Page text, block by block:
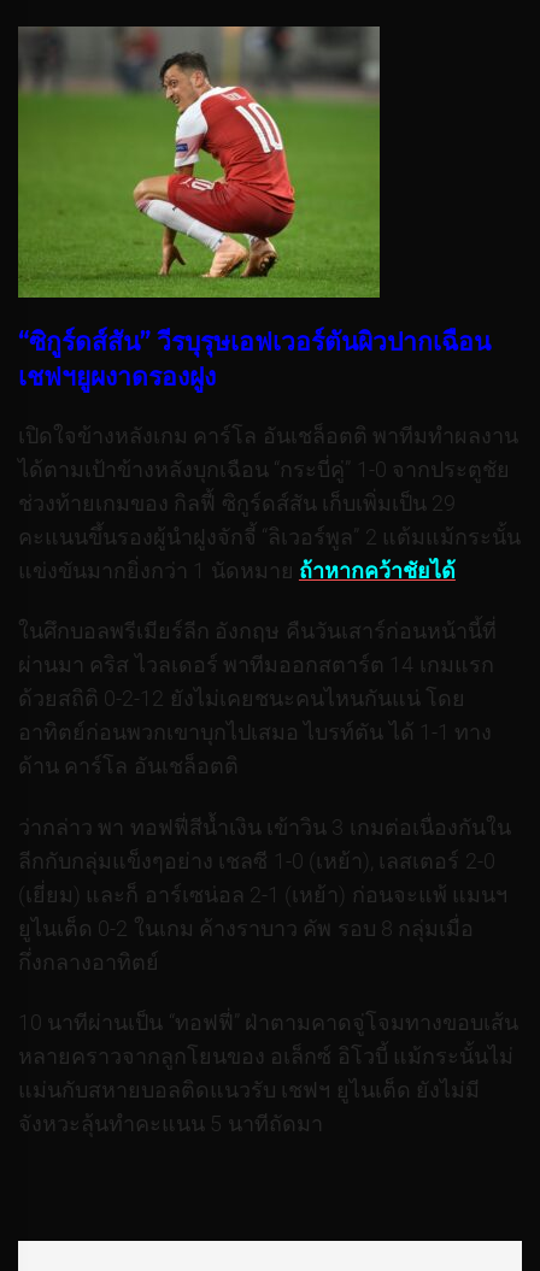
“ซิกูร์ดส์สัน” วีรบุรุษเอฟเวอร์ตันผิวปากเฉือน
เชฟฯยูผงาดรองฝูง
เปิดใจข้างหลังเกม คาร์โล อันเชล็อตติ พาทีมทำผลงาน
ได้ตามเป้าข้างหลังบุกเฉือน “กระบี่คู่” 1-0 จากประตูชัย
ช่วงท้ายเกมของ กิลฟี้ ซิกูร์ดส์สัน เก็บเพิ่มเป็น 29
คะแนนขึ้นรองผู้นำฝูงจักจี้ “ลิเวอร์พูล” 2 แต้มแม้กระนั้น
แข่งขันมากยิ่งกว่า 1 นัดหมาย ถ้าหากคว้าชัยได้
ในศึกบอลพรีเมียร์ลีก อังกฤษ คืนวันเสาร์ก่อนหน้านี้ที่
ผ่านมา คริส ไวลเดอร์ พาทีมออกสตาร์ต 14 เกมแรก
ด้วยสถิติ 0-2-12 ยังไม่เคยชนะคนไหนกันแน่ โดย
อาทิตย์ก่อนพวกเขาบุกไปเสมอ ไบรท์ตัน ได้ 1-1 ทาง
ด้าน คาร์โล อันเชล็อตติ
ว่ากล่าว พา ทอฟฟี่สีน้ำเงิน เข้าวิน 3 เกมต่อเนื่องกันใน
ลีกกับกลุ่มแข็งๆอย่าง เชลซี 1-0 (เหย้า), เลสเตอร์ 2-0
(เยี่ยม) และก็ อาร์เซน่อล 2-1 (เหย้า) ก่อนจะแพ้ แมนฯ
ยูไนเต็ด 0-2 ในเกม ค้างราบาว คัพ รอบ 8 กลุ่มเมื่อ
กึ่งกลางอาทิตย์
10 นาทีผ่านเป็น “ทอฟฟี่” ฝ่าตามคาดจู่โจมทางขอบเส้น
หลายคราวจากลูกโยนของ อเล็กซ์ อิโวบี้ แม้กระนั้นไม่
แม่นกับสหายบอลติดแนวรับ เชฟฯ ยูไนเต็ด ยังไม่มี
จังหวะลุ้นทำคะแนน 5 นาทีถัดมา